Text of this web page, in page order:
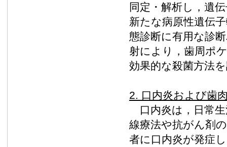
同定・解析し，遺
新たな病原性遺伝
態診断に有用な診
射により，歯周ポ
効果的な殺菌方法
2. 口内炎および歯
口内炎は，日常
線療法や抗がん剤
者に口内炎が発症